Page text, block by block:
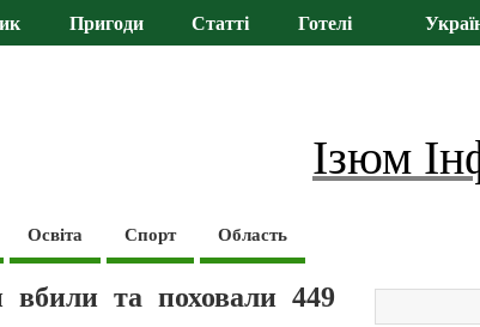
Пригоди Статті Готелі
Ізюм
Освіта Спорт Область
вбили та поховали 449